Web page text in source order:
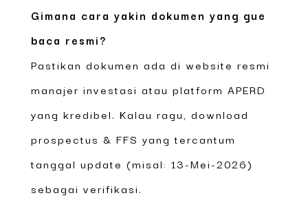
Gimana cara yakin dokumen yang gue
baca resmi?
Pastikan dokumen ada di website resmi
manajer investasi atau platform APERD
yang kredibel. Kalau ragu, download
prospectus & FFS yang tercantum
tanggal update (misal: 13-Mei-2026)
sebagai verifikasi.